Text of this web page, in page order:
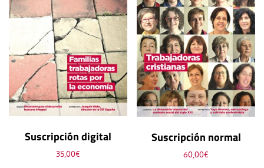
Suscripción digital
35,00€
Suscripción normal
60,00€